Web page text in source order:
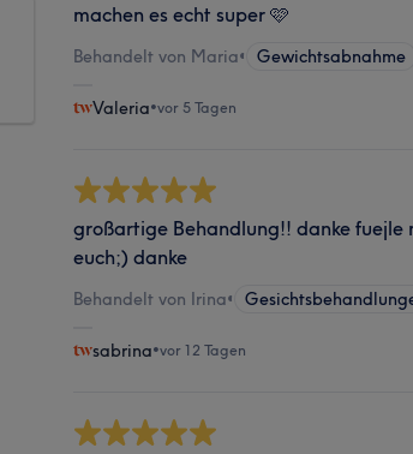
machen es echt super 🩷
Behandelt von Maria• Gewichtsabnahme
Valeria•vor 5 Tagen
großartige Behandlung!! danke fuejle
euch;) danke
Behandelt von Irina•
sabrina•vor 12 Tagen